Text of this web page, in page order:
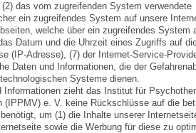
das vom zugreifenden System verwendete
ein zugreifendes System auf unsere
welche über ein zugreifendes System
Datum und die Uhrzeit eines Zugriffs auf
(IP-Adresse), (7) der Internet-Service-
Daten und Informationen, die der
Systeme dienen.
Informationen zieht das Institut für
(IPPMV) e. V. keine Rückschlüsse auf die
um (1) die Inhalte unserer
sowie die Werbung für diese zu